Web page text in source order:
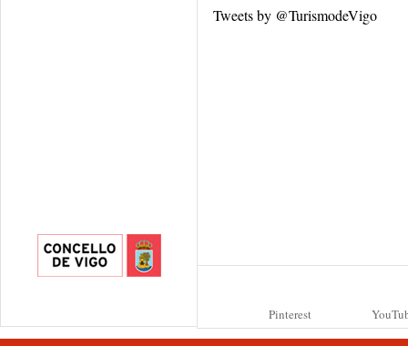
Tweets by @TurismodeVigo
Pinterest